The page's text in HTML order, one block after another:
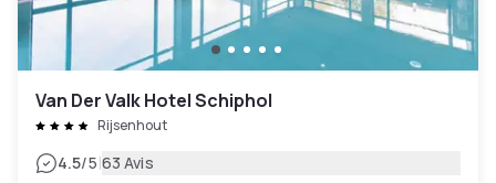
Van Der Valk Hotel Schiphol
Rijsenhout
4.5/5|63 Avis